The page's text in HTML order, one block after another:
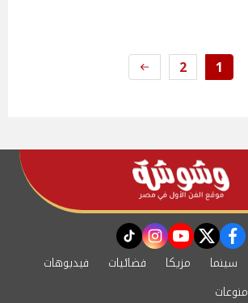
1
2
facebook
twitter
youtube
instagram
tiktok
سينما مزيكا فضائيات
فيديوهات
منوعات